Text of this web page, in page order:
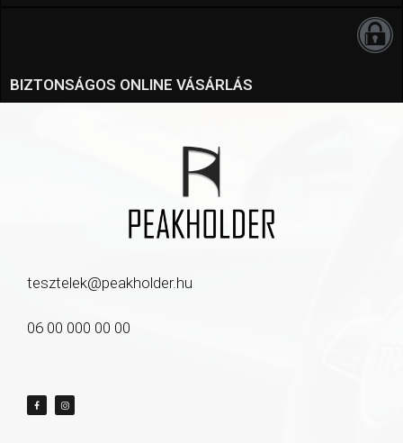
BIZTONSÁGOS ONLINE VÁSÁRLÁS
tesztelek@peakholder.hu
06 00 000 00 00